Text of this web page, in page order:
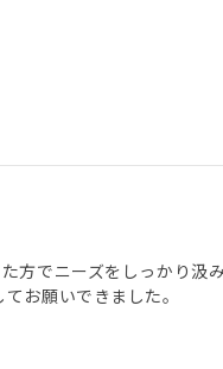
方でニーズをしっかり汲
お願いできました。